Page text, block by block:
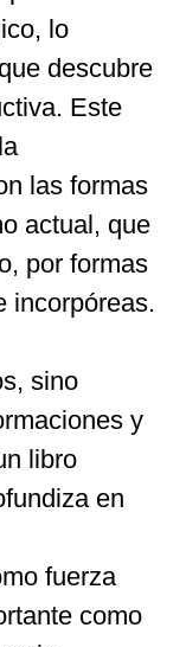
lo
descubre
Este
las formas
actual, que
por formas
incorpóreas.
sino
y
libro
en
fuerza
como